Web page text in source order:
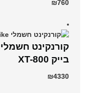
₪760
בייק XT-800
₪4330